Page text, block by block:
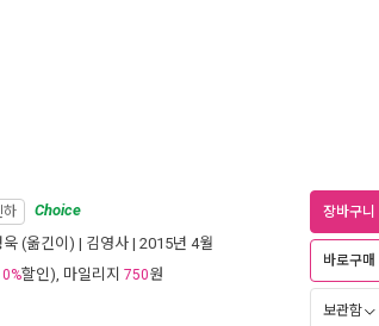
하
Choice
욱 (옮긴이) | 김영사 | 2015년 4월
할인), 마일리지 750원
장바구니
바로구매
보관함